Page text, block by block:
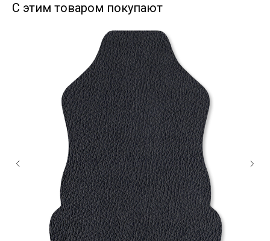
С этим товаром покупают